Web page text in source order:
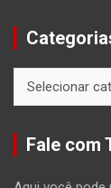
Fale com